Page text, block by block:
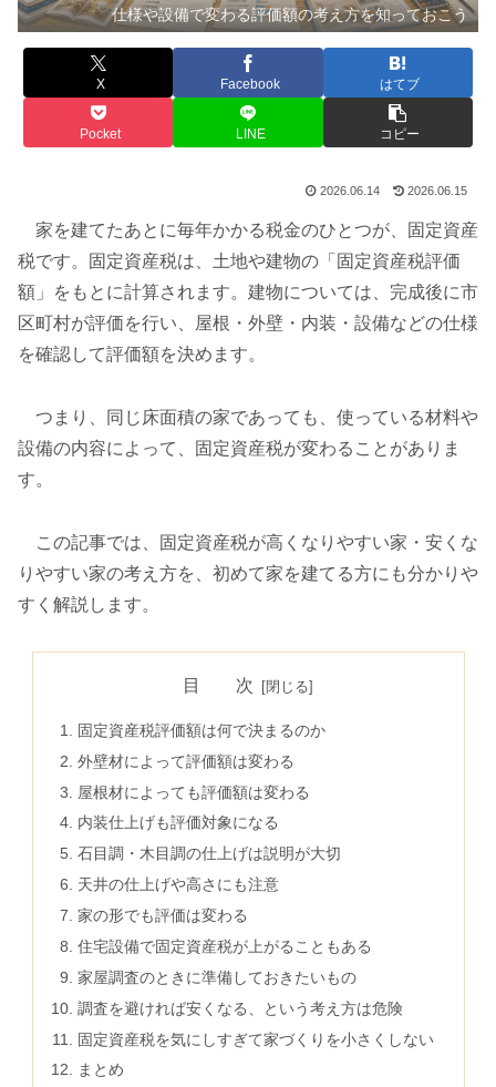
仕様や設備で変わる評価額の考え方を知っておこう
X Facebook はてブ
Pocket LINE コピー
2026.06.14 2026.06.15
家を建てたあとに毎年かかる税金のひとつが、固定資産
税です。固定資産税は、土地や建物の「固定資産税評価
額」をもとに計算されます。建物については、完成後に市
区町村が評価を行い、屋根・外壁・内装・設備などの仕様
を確認して評価額を決めます。
つまり、同じ床面積の家であっても、使っている材料や
設備の内容によって、固定資産税が変わることがありま
す。
この記事では、固定資産税が高くなりやすい家・安くな
りやすい家の考え方を、初めて家を建てる方にも分かりや
すく解説します。
目 次
固定資産税評価額は何で決まるのか
外壁材によって評価額は変わる
屋根材によっても評価額は変わる
内装仕上げも評価対象になる
石目調・木目調の仕上げは説明が大切
天井の仕上げや高さにも注意
家の形でも評価は変わる
住宅設備で固定資産税が上がることもある
家屋調査のときに準備しておきたいもの
調査を避ければ安くなる、という考え方は危険
固定資産税を気にしすぎて家づくりを小さくしない
まとめ